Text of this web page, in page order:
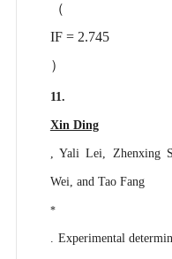
（
IF = 2.745
）
11.
Xin Ding
, Yali Lei, Zhenxing
Wei, and Tao Fang
*
. Experimental